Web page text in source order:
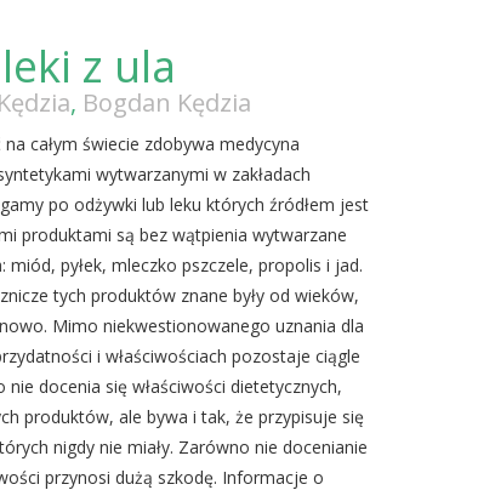
z ula
, Bogdan Kędzia
całym świecie zdobywa medycyna
wytwarzanymi w zakładach
po odżywki lub leku których źródłem jest
produktami są bez wątpienia wytwarzane
miód, pyłek, mleczko pszczele, propolis i jad.
tych produktów znane były od wieków,
Mimo niekwestionowanego uznania dla
i właściwościach pozostaje ciągle
docenia się właściwości dietetycznych,
produktów, ale bywa i tak, że przypisuje się
nigdy nie miały. Zarówno nie docenianie
przynosi dużą szkodę. Informacje o